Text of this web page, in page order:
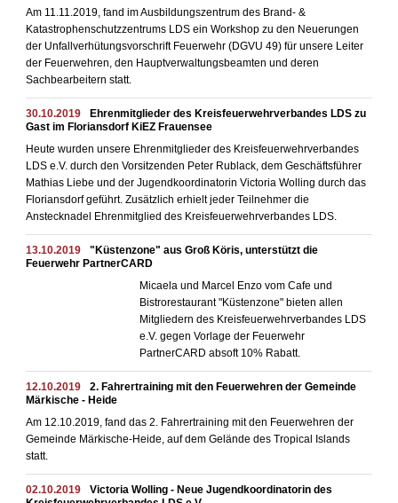
Am 11.11.2019, fand im Ausbildungszentrum des Brand- &
Katastrophenschutzzentrums LDS ein Workshop zu den Neuerungen
der Unfallverhütungsvorschrift Feuerwehr (DGVU 49) für unsere Leiter
der Feuerwehren, den Hauptverwaltungsbeamten und deren
Sachbearbeitern statt.
30.10.2019
Ehrenmitglieder des Kreisfeuerwehrverbandes LDS zu
Gast im Floriansdorf KiEZ Frauensee
Heute wurden unsere Ehrenmitglieder des Kreisfeuerwehrverbandes
LDS e.V. durch den Vorsitzenden Peter Rublack, dem Geschäftsführer
Mathias Liebe und der Jugendkoordinatorin Victoria Wolling durch das
Floriansdorf geführt. Zusätzlich erhielt jeder Teilnehmer die
Anstecknadel Ehrenmitglied des Kreisfeuerwehrverbandes LDS.
13.10.2019
"Küstenzone" aus Groß Köris, unterstützt die
Feuerwehr PartnerCARD
Micaela und Marcel Enzo vom Cafe und
Bistrorestaurant "Küstenzone" bieten allen
Mitgliedern des Kreisfeuerwehrverbandes LDS
e.V. gegen Vorlage der Feuerwehr
PartnerCARD absoft 10% Rabatt.
12.10.2019
2. Fahrertraining mit den Feuerwehren der Gemeinde
Märkische - Heide
Am 12.10.2019, fand das 2. Fahrertraining mit den Feuerwehren der
Gemeinde Märkische-Heide, auf dem Gelände des Tropical Islands
statt.
02.10.2019
Victoria Wolling - Neue Jugendkoordinatorin des